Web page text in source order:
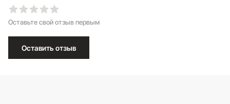
Оставьте свой отзыв первым
Оставить отзыв